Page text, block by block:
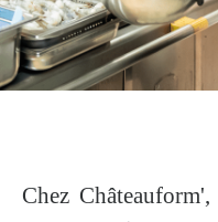
Chez